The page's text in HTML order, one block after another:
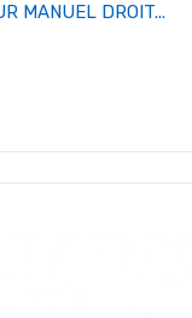
MANUEL DROIT...